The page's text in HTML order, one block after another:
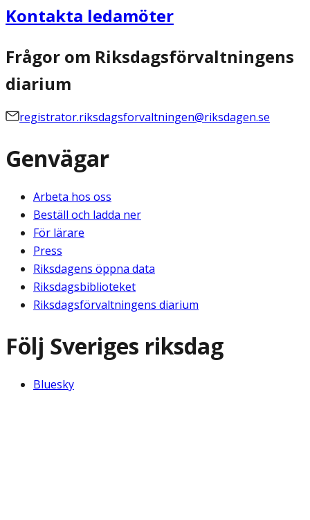
Kontakta ledamöter
Frågor om Riksdagsförvaltningens
diarium
registrator.riksdagsforvaltningen@riksdagen.se
Genvägar
Arbeta hos oss
Beställ och ladda ner
För lärare
Press
Riksdagens öppna data
Riksdagsbiblioteket
Riksdagsförvaltningens diarium
Följ Sveriges riksdag
Bluesky